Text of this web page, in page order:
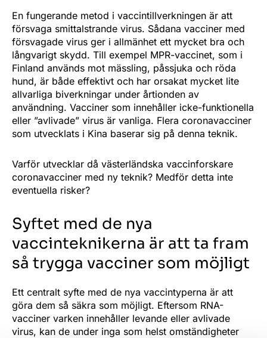
En fungerande metod i vaccintillverkningen är att
försvaga smittalstrande virus. Sådana vacciner med
försvagade virus ger i allmänhet ett mycket bra och
långvarigt skydd. Till exempel MPR-vaccinet, som i
Finland används mot mässling, påssjuka och röda
hund, är både effektivt och har orsakat mycket lite
allvarliga biverkningar under årtionden av
användning. Vacciner som innehåller icke-funktionella
eller ”avlivade” virus är vanliga. Flera coronavacciner
som utvecklats i Kina baserar sig på denna teknik.
Varför utvecklar då västerländska vaccinforskare
coronavacciner med ny teknik? Medför detta inte
eventuella risker?
Syftet med de nya
vaccinteknikerna är att ta fram
så trygga vacciner som möjligt
Ett centralt syfte med de nya vaccintyperna är att
göra dem så säkra som möjligt. Eftersom RNA-
vacciner varken innehåller levande eller avlivade
virus, kan de under inga som helst omständigheter